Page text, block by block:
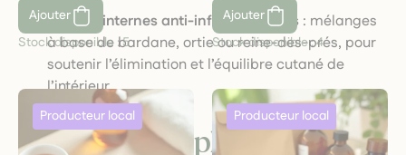
Tisanes internes anti-inflammatoires : mélanges
à base de bardane, ortie ou reine-des-prés, pour
soutenir l’élimination et l’équilibre cutané de
l’intérieur.
Nos produits phares
Ajouter
Stock disponible :5
Ajouter
Stock disponible :4